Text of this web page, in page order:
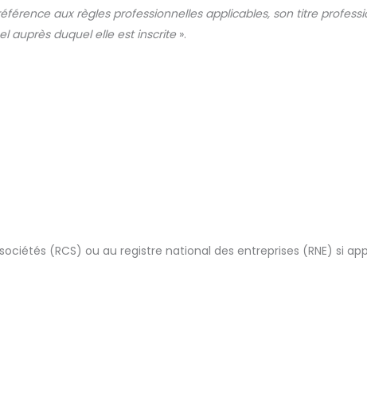
aux règles professionnelles applicables, son titre
auprès duquel elle est inscrite».
(RCS) ou au registre national des entreprises (RNE) si